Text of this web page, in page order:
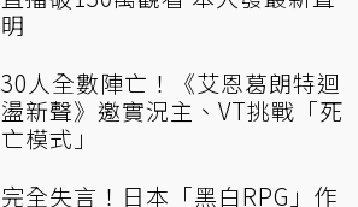
明
30人全數陣亡！《艾恩葛朗特迴
盪新聲》邀實況主、VT挑戰「死
亡模式」
完全失言！日本「黑白RPG」作